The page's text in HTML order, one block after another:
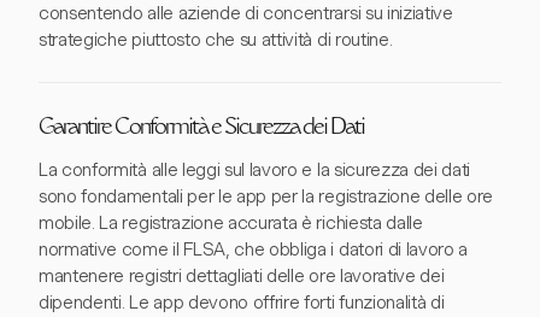
consentendo alle aziende di concentrarsi su iniziative
strategiche piuttosto che su attività di routine.
Garantire Conformità e Sicurezza dei Dati
La conformità alle leggi sul lavoro e la sicurezza dei dati
sono fondamentali per le app per la registrazione delle ore
mobile. La registrazione accurata è richiesta dalle
normative come il FLSA, che obbliga i datori di lavoro a
mantenere registri dettagliati delle ore lavorative dei
dipendenti. Le app devono offrire forti funzionalità di